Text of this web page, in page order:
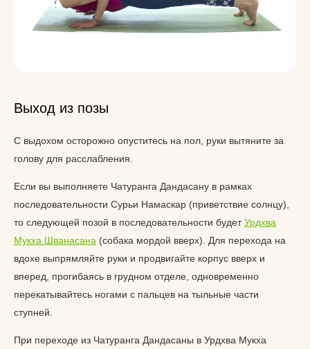
Выход из позы
С выдохом осторожно опуститесь на пол, руки вытяните за
голову для расслабления.
Если вы выполняете Чатуранга Дандасану в рамках
последовательности Сурьи Намаскар (приветствие солнцу),
то следующей позой в последовательности будетУрдхва
Мукха Шванасана (собака мордой вверх). Для перехода на
вдохе выпрямляйте руки и продвигайте корпус вверх и
вперед, прогибаясь в грудном отделе, одновременно
перекатывайтесь ногами с пальцев на тыльные части
ступней.
При переходе из Чатуранга Дандасаны в Урдхва Мукха